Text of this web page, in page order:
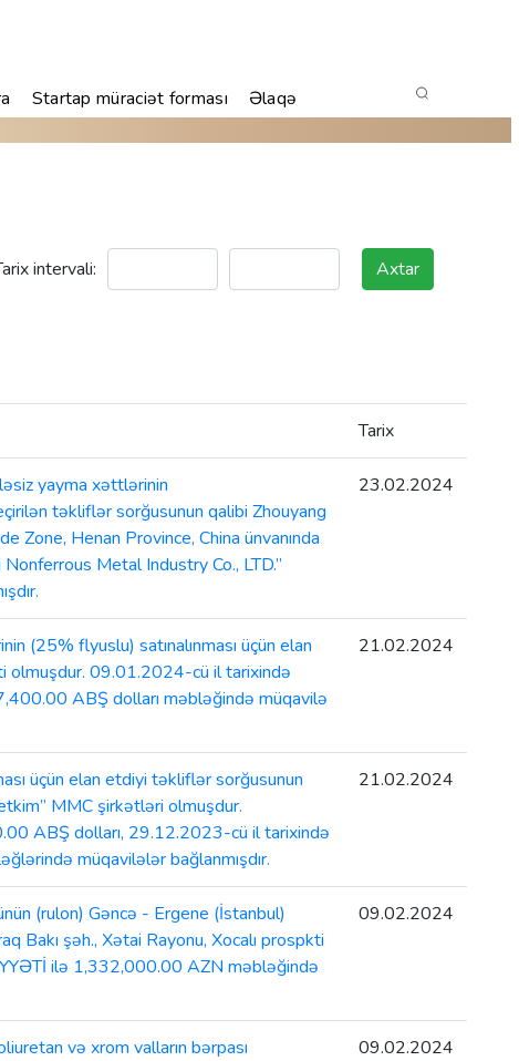
Startap müraciət forması Əlaqə
intervali: Axtar
Tarix
yayma xəttlərinin
təkliflər sorğusunun qalibi Zhouyang
Zone, Henan Province, China ünvanında
Metal Industry Co., LTD.”
23.02.2024
(25% flyuslu) satınalınması üçün elan
olmuşdur. 09.01.2024-cü il tarixində
ABŞ dolları məbləğində müqavilə
21.02.2024
üçün elan etdiyi təkliflər sorğusunun
MMC şirkətləri olmuşdur.
ABŞ dolları, 29.12.2023-cü il tarixində
müqavilələr bağlanmışdır.
21.02.2024
(rulon) Gəncə - Ergene (İstanbul)
Bakı şəh., Xətai Rayonu, Xocalı prospkti
ilə 1,332,000.00 AZN məbləğində
09.02.2024
və xrom valların bərpası
09.02.2024